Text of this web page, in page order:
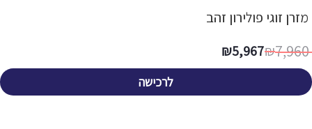
מזרן זוגי פולירון זהב
7,960
₪
5,967
₪
לרכישה